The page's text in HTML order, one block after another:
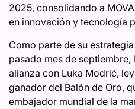
2025, consolidando a
en innovación y tecnología
Como parte de su
pasado mes de
alianza con Luka Modrić,
ganador del Balón de Oro,
embajador mundial de la